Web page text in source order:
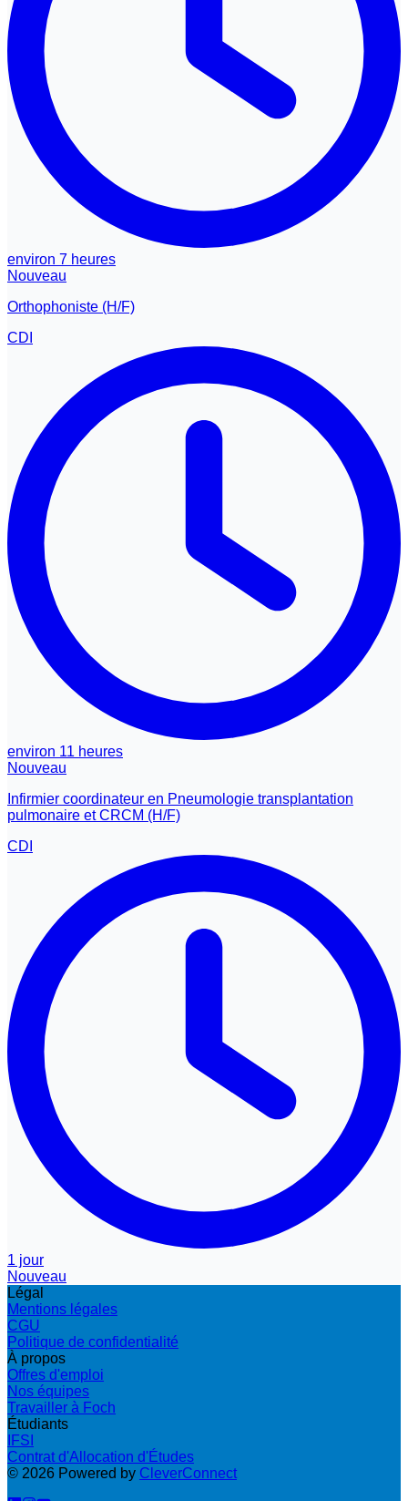
environ 7 heures
Nouveau
Orthophoniste (H/F)
CDI
environ 11 heures
Nouveau
Infirmier coordinateur en Pneumologie transplantation
pulmonaire et CRCM (H/F)
CDI
1 jour
Nouveau
Légal
Mentions légales
CGU
Politique de confidentialité
À propos
Offres d'emploi
Nos équipes
Travailler à Foch
Étudiants
IFSI
Contrat d'Allocation d'Études
© 2026 Powered by CleverConnect